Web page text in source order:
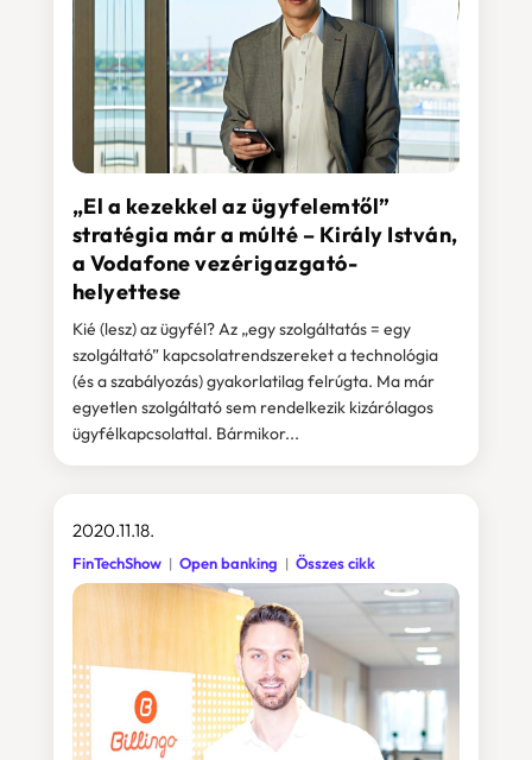
„El a kezekkel az ügyfelemtől”
stratégia már a múlté – Király István,
a Vodafone vezérigazgató-
helyettese
Kié (lesz) az ügyfél? Az „egy szolgáltatás = egy
szolgáltató” kapcsolatrendszereket a technológia
(és a szabályozás) gyakorlatilag felrúgta. Ma már
egyetlen szolgáltató sem rendelkezik kizárólagos
ügyfélkapcsolattal. Bármikor...
2020.11.18.
FinTechShow Open banking Összes cikk